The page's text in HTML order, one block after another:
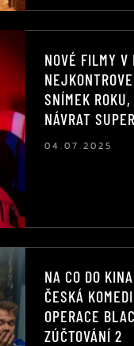
NOVÉ FILMY V
SNÍMEK
NÁVRAT
04.07.2025
NA CO DO
ČESKÁ
OPERACE
ZÚČTOVÁNÍ 2